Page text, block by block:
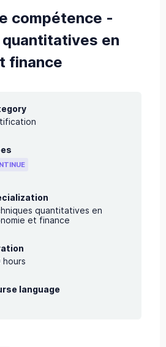
compétence -
en
finance
quantitatives en
et finance
hours
language